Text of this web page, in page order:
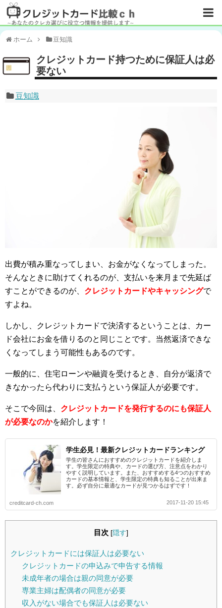
ホーム 豆知識
クレジットカード持つために保証人は必
要ない
豆知識
出費が積み重なってしまい、お金がなくなってしまった。
そんなときに助けてくれるのが、支払いを来月まで先延ば
すことができるのが、 クレジットカードやキャッシングで
すよね。
しかし、クレジットカードで決済するということは、カー
ド会社にお金を借りるのと同じことです。当然返済できな
くなってしまう可能性もあるのです。
一般的に、住宅ローンや融資を受けるとき、自分が返済で
きなかったら代わりに支払うという保証人が必要です。
そこで今回は、 クレジットカードを発行するのにも保証人
が必要なのかを紹介します！
学生必見！最新クレジットカードランキング
学生の皆さんにおすすめのクレジットカードを紹介しま
す。学生限定の特典や、カードの選び方、注意点をわかり
やすく説明しています。また、おすすめする4つのおすすめ
カードの基本情報と、学生限定の特典も知ることが出来ま
す。必ず自分に最適なカードが見つかるはずです！
creditcard-ch.com 2017-11-20 15:45
目次 [隠す]
クレジットカードには保証人は必要ない
クレジットカードの申込みで申告する情報
未成年者の場合は親の同意が必要
専業主婦は配偶者の同意が必要
収入がない場合でも保証人は必要ない